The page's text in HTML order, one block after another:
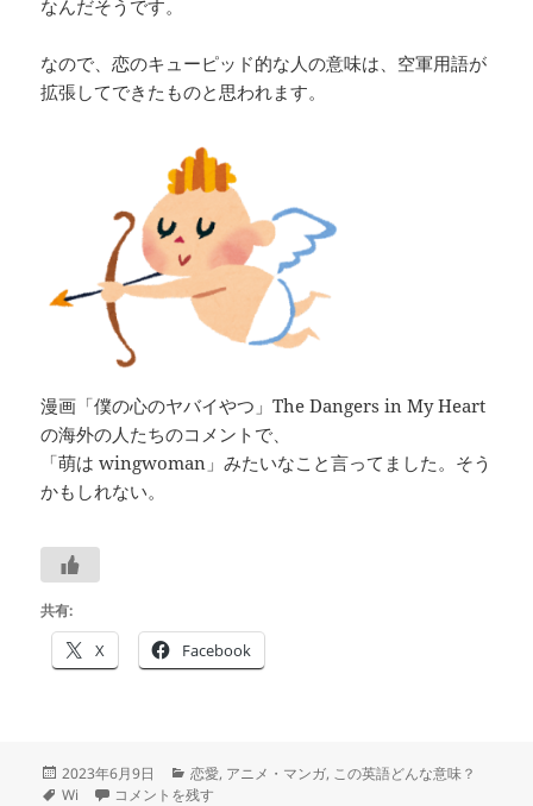
なんだそうです。
なので、恋のキューピッド的な人の意味は、空軍用語が
拡張してできたものと思われます。
漫画「僕の心のヤバイやつ」The Dangers in My Heart
の海外の人たちのコメントで、
「萌は wingwoman」みたいなこと言ってました。そう
かもしれない。
共有:
X Facebook
投
稿
2023年6月9日
カ
テ
恋愛, アニメ・マンガ, この英語どんな意味？
タ
Wi wingmanは-- #つぶやき英単語 2020 に
コメントを残す